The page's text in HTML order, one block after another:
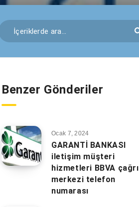
Benzer Gönderiler
Ocak 7, 2024
GARANTİ BANKASI
iletişim müşteri
hizmetleri BBVA çağrı
merkezi telefon
numarası